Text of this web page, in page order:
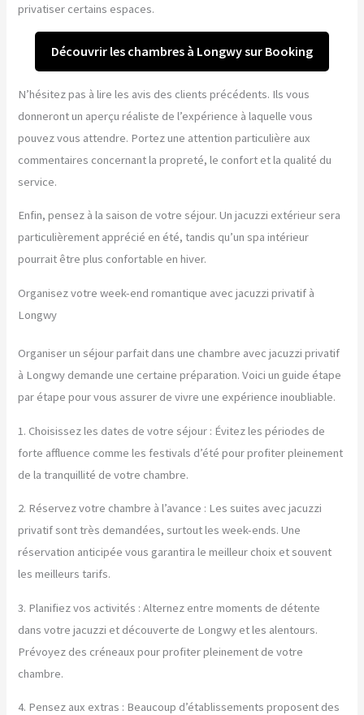
privatiser certains espaces.
Découvrir les chambres à Longwy sur Booking
N’hésitez pas à lire les avis des clients précédents. Ils vous
donneront un aperçu réaliste de l’expérience à laquelle vous
pouvez vous attendre. Portez une attention particulière aux
commentaires concernant la propreté, le confort et la qualité du
service.
Enfin, pensez à la saison de votre séjour. Un jacuzzi extérieur sera
particulièrement apprécié en été, tandis qu’un spa intérieur
pourrait être plus confortable en hiver.
Organisez votre week-end romantique avec jacuzzi privatif à
Longwy
Organiser un séjour parfait dans une chambre avec jacuzzi privatif
à Longwy demande une certaine préparation. Voici un guide étape
par étape pour vous assurer de vivre une expérience inoubliable.
1. Choisissez les dates de votre séjour : Évitez les périodes de
forte affluence comme les festivals d’été pour profiter pleinement
de la tranquillité de votre chambre.
2. Réservez votre chambre à l’avance : Les suites avec jacuzzi
privatif sont très demandées, surtout les week-ends. Une
réservation anticipée vous garantira le meilleur choix et souvent
les meilleurs tarifs.
3. Planifiez vos activités : Alternez entre moments de détente
dans votre jacuzzi et découverte de Longwy et les alentours.
Prévoyez des créneaux pour profiter pleinement de votre
chambre.
4. Pensez aux extras : Beaucoup d’établissements proposent des